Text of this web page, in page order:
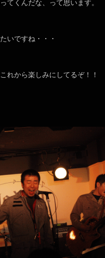
てくんだな、って思います。
いですね・・・
れから楽しみにしてるぞ！！